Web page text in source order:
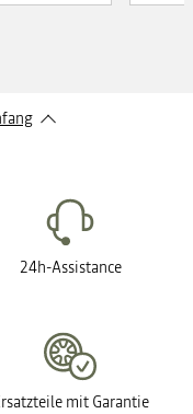
24h-Assistance
mit Garantie